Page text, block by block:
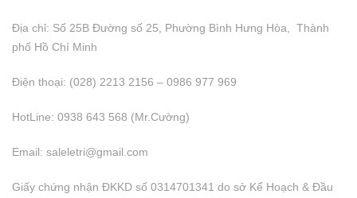
Địa chỉ: Số 25B Đường số 25, Phường Bình Hưng Hòa, Thành
phố Hồ Chí Minh
Điện thoại: (028) 2213 2156 – 0986 977 969
HotLine: 0938 643 568 (Mr.Cường)
Email: saleletri@gmail.com
Giấy chứng nhận ĐKKD số 0314701341 do sở Kể Hoạch & Đầu